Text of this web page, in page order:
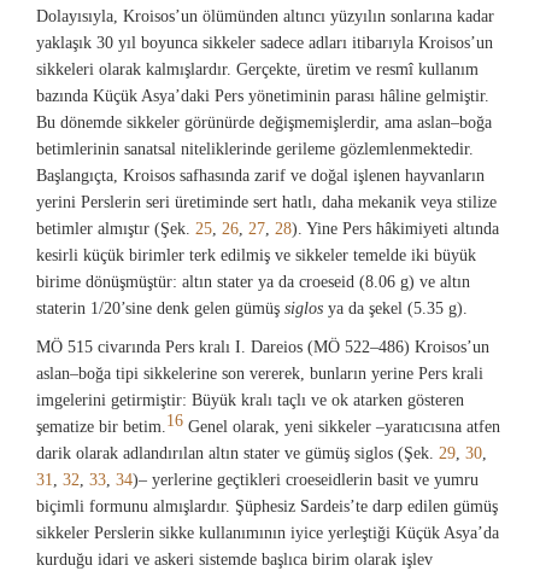
Dolayısıyla, Kroisos’un ölümünden altıncı yüzyılın sonlarına kadar
yaklaşık 30 yıl boyunca sikkeler sadece adları itibarıyla Kroisos’un
sikkeleri olarak kalmışlardır. Gerçekte, üretim ve resmî kullanım
bazında Küçük Asya’daki Pers yönetiminin parası hâline gelmiştir.
Bu dönemde sikkeler görünürde değişmemişlerdir, ama aslan–boğa
betimlerinin sanatsal niteliklerinde gerileme gözlemlenmektedir.
Başlangıçta, Kroisos safhasında zarif ve doğal işlenen hayvanların
yerini Perslerin seri üretiminde sert hatlı, daha mekanik veya stilize
betimler almıştır (Şek. 25, 26, 27, 28). Yine Pers hâkimiyeti altında
kesirli küçük birimler terk edilmiş ve sikkeler temelde iki büyük
birime dönüşmüştür: altın stater ya da croeseid (8.06 g) ve altın
staterin 1/20’sine denk gelen gümüş siglos ya da şekel (5.35 g).
MÖ 515 civarında Pers kralı I. Dareios (MÖ 522–486) Kroisos’un
aslan–boğa tipi sikkelerine son vererek, bunların yerine Pers krali
imgelerini getirmiştir: Büyük kralı taçlı ve ok atarken gösteren
şematize bir betim.16 Genel olarak, yeni sikkeler –yaratıcısına atfen
darik olarak adlandırılan altın stater ve gümüş siglos (Şek. 29, 30,
31, 32, 33, 34)– yerlerine geçtikleri croeseidlerin basit ve yumru
biçimli formunu almışlardır. Şüphesiz Sardeis’te darp edilen gümüş
sikkeler Perslerin sikke kullanımının iyice yerleştiği Küçük Asya’da
kurduğu idari ve askeri sistemde başlıca birim olarak işlev